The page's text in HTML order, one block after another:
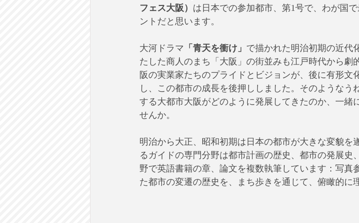
フェス大阪） は日本での参加都市、第1号で、わが国
ントだと思います。
大河ドラマ 「青天を衝け」 で描かれた明治初期の近代
たした商人のまち「大阪」の街並みも江戸時代から劇
阪の実業家たちのプライドとビジョンが、後に有形文
し、この都市の成長を後押ししました。そのようなう
する大都市大阪がどのように発展してきたのか、一緒
せんか。
明治から大正、昭和初期は日本の都市が大きな変貌を
るガイドの専門分野は都市計画の歴史、都市の発展史
野で英語書籍の章、論文を複数執筆しています：写真
た都市の変遷の歴史を、まち歩きを通じて、俯瞰的に